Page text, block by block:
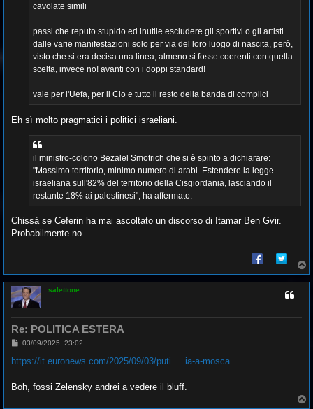
cavolate simili
passi che reputo stupido ed inutile escludere gli sportivi o gli artisti
dalle varie manifestazioni solo per via del loro luogo di nascita, però,
visto che si era decisa una linea, almeno si fosse coerenti con quella
scelta, invece no! avanti con i doppi standard!
vale per l'Uefa, per il Cio e tutto il resto della banda di complici
Eh sì molto pragmatici i politici israeliani.
il ministro-colono Bezalel Smotrich che si è spinto a dichiarare:
"Massimo territorio, minimo numero di arabi. Estendere la legge
israeliana sull'82% del territorio della Cisgiordania, lasciando il
restante 18% ai palestinesi", ha affermato.
Chissà se Ceferin ha mai ascoltato un discorso di Itamar Ben Gvir.
Probabilmente no.
o
p
salettone
Re: POLITICA ESTERA
M
s
s
g
g
03/09/2025, 23:02
https://it.euronews.com/2025/09/03/puti ... ia-a-mosca
Boh, fossi Zelensky andrei a vedere il bluff.